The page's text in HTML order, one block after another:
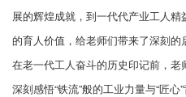
展的辉煌成就，到一代代产业工人
的育人价值，给老师们带来了深刻的
在老一代工人奋斗的历史印记前，老
深刻感悟“铁流”般的工业力量与“匠